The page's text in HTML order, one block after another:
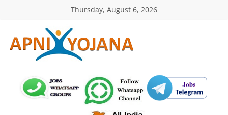
Thursday, August 6, 2026
ApniYojana.com
सरकारी
योजनाएँ,